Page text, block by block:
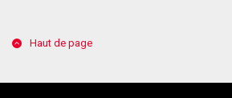
Haut de page